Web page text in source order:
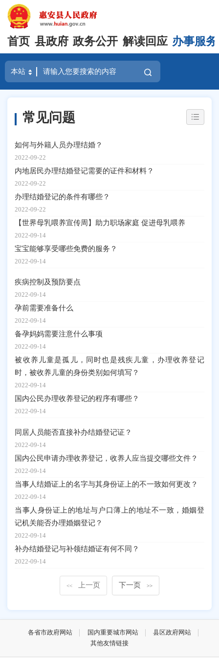
首页 县政府 政务公开 解读回应 办事服务
常见问题
如何与外籍人员办理结婚？
2022-09-22
内地居民办理结婚登记需要的证件和材料？
2022-09-22
办理结婚登记的条件有哪些？
2022-09-22
【世界母乳喂养宣传周】助力职场家庭 促进母乳喂养
2022-09-14
宝宝能够享受哪些免费的服务？
2022-09-14
疾病控制及预防要点
2022-09-14
孕前需要准备什么
2022-09-14
备孕妈妈需要注意什么事项
2022-09-14
被收养儿童是孤儿，同时也是残疾儿童，办理收养登记
时，被收养儿童的身份类别如何填写？
2022-09-14
国内公民办理收养登记的程序有哪些？
2022-09-14
同居人员能否直接补办结婚登记证？
2022-09-14
国内公民申请办理收养登记，收养人应当提交哪些文件？
2022-09-14
当事人结婚证上的名字与其身份证上的不一致如何更改？
2022-09-14
当事人身份证上的地址与户口薄上的地址不一致，婚姻登
记机关能否办理婚姻登记？
2022-09-14
补办结婚登记与补领结婚证有何不同？
2022-09-14
<< 上一页 下一页 >>
各省市政府网站 国内重要城市网站
县区政府网站
其他友情链接